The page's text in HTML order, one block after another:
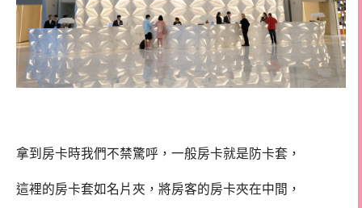
拿到房卡時我們不禁驚呼，一般房卡就是防卡套，
這裡的房卡套如名片夾，將房客的房卡夾在中間，